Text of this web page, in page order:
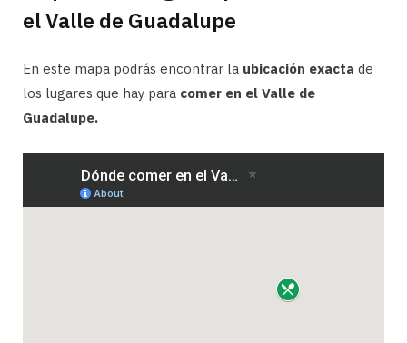
el Valle de Guadalupe
En este mapa podrás encontrar la ubicación exacta de
los lugares que hay para comer en el Valle de
Guadalupe.